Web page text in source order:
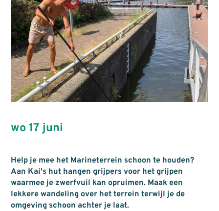
wo 17 juni
Help je mee het Marineterrein schoon te houden?
Aan Kai's hut hangen grijpers voor het grijpen
waarmee je zwerfvuil kan opruimen. Maak een
lekkere wandeling over het terrein terwijl je de
omgeving schoon achter je laat.